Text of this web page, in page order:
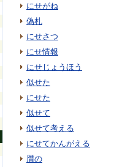
にせがね
偽札
にせさつ
にせ情報
にせじょうほう
似せた
にせた
似せて
似せて考える
にせてかんがえる
贋の